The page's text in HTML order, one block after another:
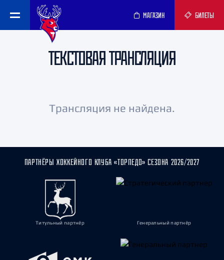
МАГАЗИН БИЛЕТЫ
ТЕКСТОВАЯ ТРАНСЛЯЦИЯ
Трансляция не найдена.
ПАРТНЁРЫ ХОККЕЙНОГО КЛУБА «ТОРПЕДО» СЕЗОНА 2026/2027
Титульный партнёр Генеральный партнёр